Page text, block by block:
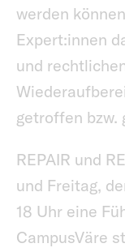
werden
Expert:innen
und
getroffen bzw.
REPAIR und
und Freitag,
18 Uhr eine
CampusVäre